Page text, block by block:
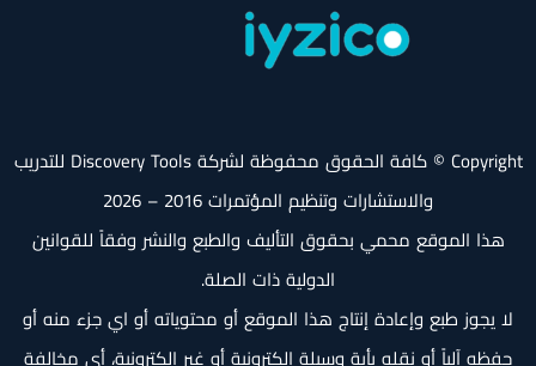
Copyright © كافة الحقوق محفوظة لشركة Discovery Tools للتدريب
والاستشارات وتنظيم المؤتمرات 2016 – 2026
هذا الموقع محمي بحقوق التأليف والطبع والنشر وفقاً للقوانين
الدولية ذات الصلة.
لا يجوز طبع وإعادة إنتاج هذا الموقع أو محتوياته أو اي جزء منه أو
حفظه آلياً أو نقله بأية وسيلة إلكترونية أو غير إلكترونية، أي مخالفة